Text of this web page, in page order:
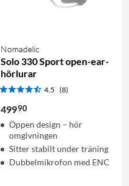
Nomadelic
Solo 330 Sport open-ear-
hörlurar
4.5 (8)
49990
Öppen design – hör
omgivningen
Sitter stabilt under träning
Dubbelmikrofon med ENC